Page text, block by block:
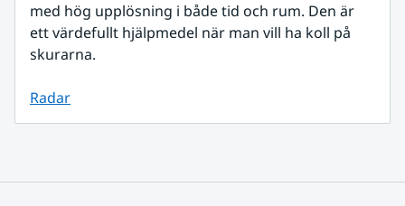
med hög upplösning i både tid och rum. Den är
ett värdefullt hjälpmedel när man vill ha koll på
skurarna.
Radar